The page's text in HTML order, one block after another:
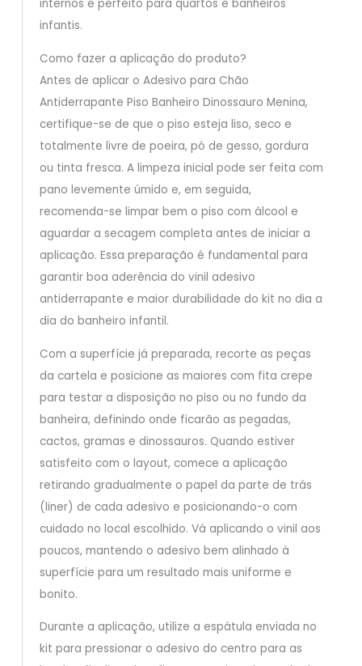
internos e perfeito para quartos e banheiros
infantis.
Como fazer a aplicação do produto?
Antes de aplicar o Adesivo para Chão
Antiderrapante Piso Banheiro Dinossauro Menina,
certifique-se de que o piso esteja liso, seco e
totalmente livre de poeira, pó de gesso, gordura
ou tinta fresca. A limpeza inicial pode ser feita com
pano levemente úmido e, em seguida,
recomenda-se limpar bem o piso com álcool e
aguardar a secagem completa antes de iniciar a
aplicação. Essa preparação é fundamental para
garantir boa aderência do vinil adesivo
antiderrapante e maior durabilidade do kit no dia a
dia do banheiro infantil.
Com a superfície já preparada, recorte as peças
da cartela e posicione as maiores com fita crepe
para testar a disposição no piso ou no fundo da
banheira, definindo onde ficarão as pegadas,
cactos, gramas e dinossauros. Quando estiver
satisfeito com o layout, comece a aplicação
retirando gradualmente o papel da parte de trás
(liner) de cada adesivo e posicionando-o com
cuidado no local escolhido. Vá aplicando o vinil aos
poucos, mantendo o adesivo bem alinhado à
superfície para um resultado mais uniforme e
bonito.
Durante a aplicação, utilize a espátula enviada no
kit para pressionar o adesivo do centro para as